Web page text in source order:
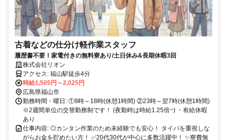
古着などの仕分け軽作業スタッフ
履歴書不要！家電付きの無料寮あり/土日休み&長期休暇3回
株式会社リオン
アクセス: 福山駅徒歩4分
時給1,505円～2,025円
広島県福山市
勤務時間・曜日: ①9時～18時(休憩1時間) ②23時～翌7時(休憩1時間)
※2週間単位の交替勤務制です！ (夜勤時は時給1.25倍~) ・有給休暇
あり
仕事内容: ◎カンタン作業のため未経験でも安心！ タイパを重視しな
がらお金を貯めたい方！ ✅20代30代が中心に多数活躍中！ ✨寮費無